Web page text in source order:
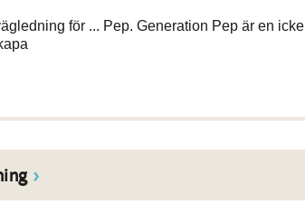
för ... Pep. Generation Pep är en icke